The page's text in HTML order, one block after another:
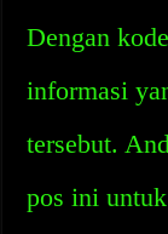
Dengan
informasi
tersebut.
pos ini